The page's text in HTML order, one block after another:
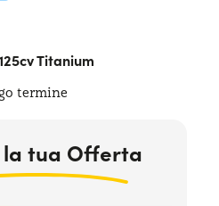
UN PAESETitanium
termine
tua Offerta